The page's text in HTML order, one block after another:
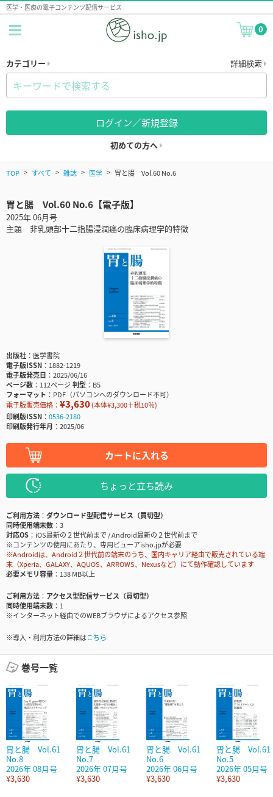
医学・医療の電子コンテンツ配信サービス
0
カテゴリー 詳細検索
ログイン／新規登録
初めての方へ
TOP すべて 雑誌 医学 胃と腸 Vol.60 No.6
胃と腸 Vol.60 No.6【電子版】
2025年 06月号
主題 非乳頭部十二指腸浸潤癌の臨床病理学的特徴
出版社
医学書院
電子版ISSN
1882-1219
電子版発売日
2025/06/16
ページ数
112ページ判型
B5
フォーマット
PDF（パソコンへのダウンロード不可）
電子版販売価格： ¥3,630(本体¥3,300＋税10％)
印刷版ISSN
0536-2180
印刷版発行年月
2025/06
カートに入れる
ちょっと立ち読み
ご利用方法
ダウンロード型配信サービス（買切型）
同時使用端末数
3
対応OS
iOS最新の２世代前まで / Android最新の２世代前まで
※コンテンツの使用にあたり、専用ビューアisho.jpが必要
※Androidは、Android２世代前の端末のうち、国内キャリア経由で販売されている端
末（Xperia、GALAXY、AQUOS、ARROWS、Nexusなど）にて動作確認しています
必要メモリ容量
138 MB以上
ご利用方法
アクセス型配信サービス（買切型）
同時使用端末数
1
※インターネット経由でのWEBブラウザによるアクセス参照
※導入・利用方法の詳細はこちら
巻号一覧
胃と腸 Vol.61
No.8
2026年 08月号
¥3,630
胃と腸 Vol.61
No.7
2026年 07月号
¥3,630
胃と腸 Vol.61
No.6
2026年 06月号
¥3,630
胃と腸 Vol.61
No.5
2026年 05月号
¥3,630